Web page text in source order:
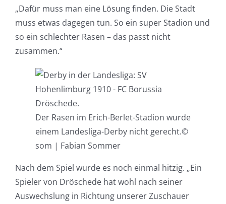
„Dafür muss man eine Lösung finden. Die Stadt
muss etwas dagegen tun. So ein super Stadion und
so ein schlechter Rasen – das passt nicht
zusammen.“
Der Rasen im Erich-Berlet-Stadion wurde
einem Landesliga-Derby nicht gerecht.©
som | Fabian Sommer
Nach dem Spiel wurde es noch einmal hitzig. „Ein
Spieler von Dröschede hat wohl nach seiner
Auswechslung in Richtung unserer Zuschauer